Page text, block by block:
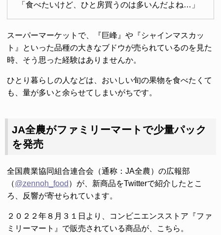
「食べたいけど、ひと房買うのは多いんだよね…」
スーパーマーケットで、『巨峰』や『シャインマスカッ
ト』といった品種の大きなブドウが売られているのを見た
時、そう思った経験はありませんか。
ひとり暮らしの人などは、おいしい旬の果物を食べたくて
も、量が多いと余らせてしまいがちです。
JA全農がファミリーマートで少量パック
を発売
全国農業協同組合連合会（通称：JA全農）の広報部
（@zennoh_food ）が、新商品をTwitterで紹介したとこ
ろ、反響が寄せられています。
２０２２年８月３１日より、コンビニエンスストア『ファ
ミリーマート』で販売されている商品が、こちら。